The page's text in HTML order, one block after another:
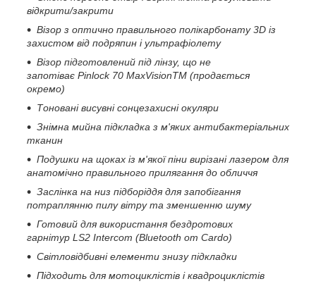
відкрити/закрити
Візор з оптично правильного полікарбонату 3D із
захистом від подряпин і ультрафіолету
Візор підготовлений під лінзу, що не
запотіває Pinlock 70 MaxVisionTM (продається
окремо)
Тоновані висувні сонцезахисні окуляри
Знімна мийна підкладка з м'яких антибактеріальних
тканин
Подушки на щоках із м'якої піни вирізані лазером для
анатомічно правильного прилягання до обличчя
Заслінка на низ підборіддя для запобігання
потраплянню пилу вітру та зменшенню шуму
Готовий для використання бездротових
гарнітур LS2 Intercom (Bluetooth от Cardo)
Світловідбивні елементи знизу підкладки
Підходить для мотоциклістів і квадроциклістів